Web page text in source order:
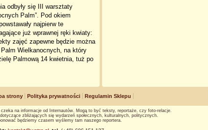
odbyły się III warsztaty
Palm”. Pod okiem
najpierw te
już wprawnej ręki kwiaty:
zajęć zapewne będzie można
Wielkanocnych, na który
Palmową 14 kwietnia, tuż po
strony Polityka prywatności Regulamin Sklepu
na informacje od Internautów. Mogą to być teksty, reportaże, czy foto-relacje.
zbliżających się wydarzeń społecznych, kulturalnych, politycznych.
będziemy czasem wyślemy tam naszego reportera.